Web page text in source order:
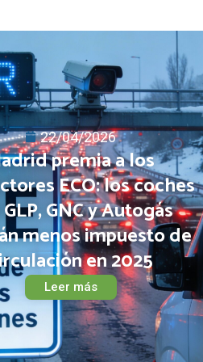
26/03/2026
que nadie
GLP bate récords de
en 2025 y deja
sin argumentos
Leer más